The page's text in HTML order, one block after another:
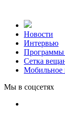
Новости
Интервью
Программы
Сетка
Мобильное
Мы в соцсетях